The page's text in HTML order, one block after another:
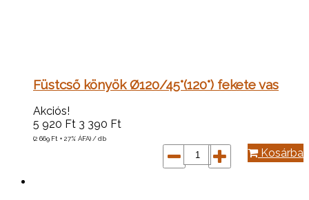
Füstcső könyök Ø120/45°(120°) fekete vas
Akciós!
5 920 Ft 3 390 Ft
(2 669 Ft + 27% ÁFA) / db
Kosárba